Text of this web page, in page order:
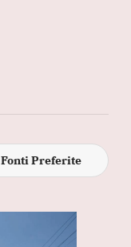
Fonti Preferite